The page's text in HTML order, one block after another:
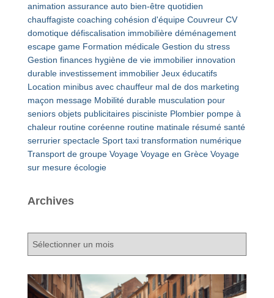
animation assurance auto bien-être quotidien
chauffagiste coaching cohésion d'équipe Couvreur CV
domotique défiscalisation immobilière déménagement
escape game Formation médicale Gestion du stress
Gestion finances hygiène de vie immobilier innovation
durable investissement immobilier Jeux éducatifs
Location minibus avec chauffeur mal de dos marketing
maçon message Mobilité durable musculation pour
seniors objets publicitaires pisciniste Plombier pompe à
chaleur routine coréenne routine matinale résumé santé
serrurier spectacle Sport taxi transformation numérique
Transport de groupe Voyage Voyage en Grèce Voyage
sur mesure écologie
Archives
A
c
i